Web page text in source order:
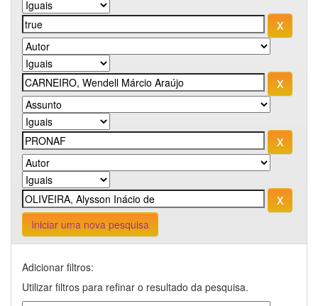
Iniciar uma nova pesquisa
Adicionar filtros:
Utilizar filtros para refinar o resultado da pesquisa.